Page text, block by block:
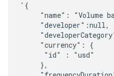
'{
"name": "Volume
     "developer":null,
     "currency": {
      "id" : "usd"
     },